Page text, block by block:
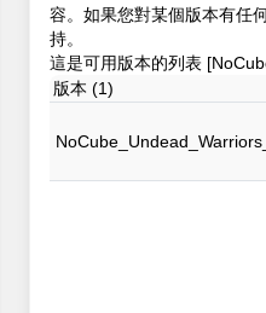
容。如果您對某個版本有任
持。
這是可用版本的列表
版本 (1)